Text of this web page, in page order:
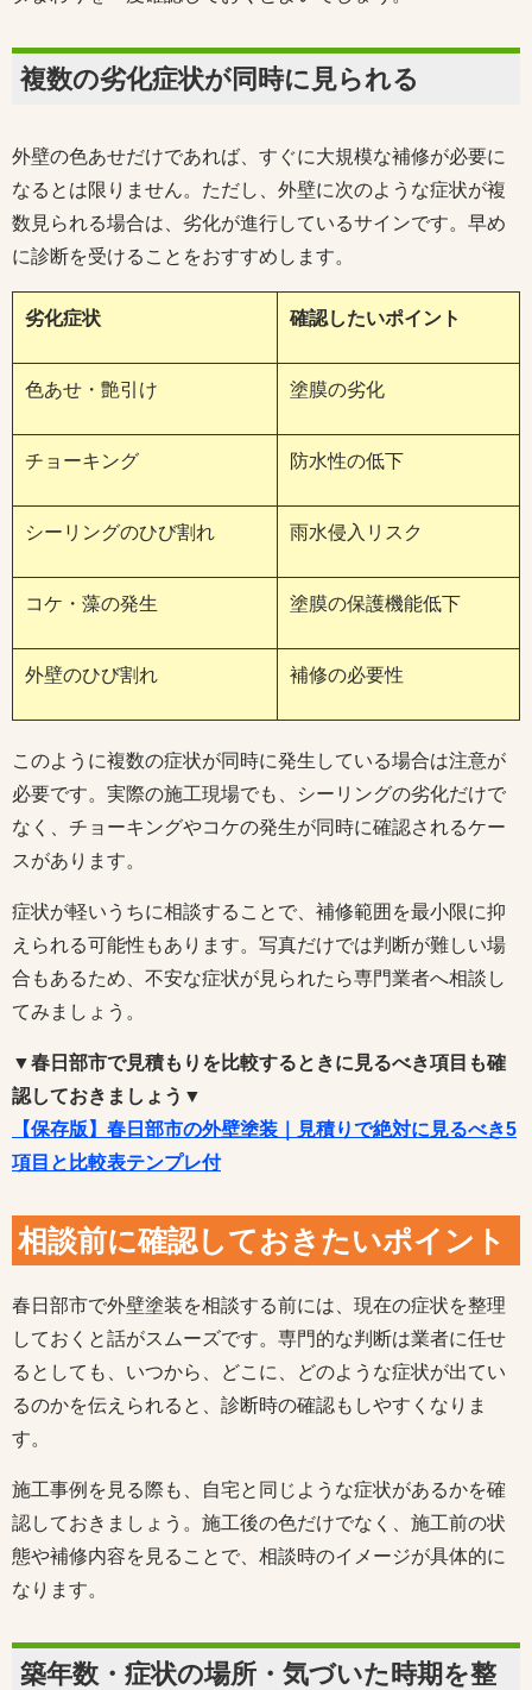
複数の劣化症状が同時に見られる
外壁の色あせだけであれば、すぐに大規模な補修が必要に
なるとは限りません。ただし、外壁に次のような症状が複
数見られる場合は、劣化が進行しているサインです。早め
に診断を受けることをおすすめします。
劣化症状 確認したいポイント
色あせ・艶引け 塗膜の劣化
チョーキング 防水性の低下
シーリングのひび割れ 雨水侵入リスク
コケ・藻の発生 塗膜の保護機能低下
外壁のひび割れ 補修の必要性
このように複数の症状が同時に発生している場合は注意が
必要です。実際の施工現場でも、シーリングの劣化だけで
なく、チョーキングやコケの発生が同時に確認されるケー
スがあります。
症状が軽いうちに相談することで、補修範囲を最小限に抑
えられる可能性もあります。写真だけでは判断が難しい場
合もあるため、不安な症状が見られたら専門業者へ相談し
てみましょう。
▼春日部市で見積もりを比較するときに見るべき項目も確
認しておきましょう▼
【保存版】春日部市の外壁塗装｜見積りで絶対に見るべき5
項目と比較表テンプレ付
相談前に確認しておきたいポイント
春日部市で外壁塗装を相談する前には、現在の症状を整理
しておくと話がスムーズです。専門的な判断は業者に任せ
るとしても、いつから、どこに、どのような症状が出てい
るのかを伝えられると、診断時の確認もしやすくなりま
す。
施工事例を見る際も、自宅と同じような症状があるかを確
認しておきましょう。施工後の色だけでなく、施工前の状
態や補修内容を見ることで、相談時のイメージが具体的に
なります。
築年数・症状の場所・気づいた時期を整